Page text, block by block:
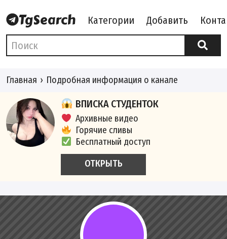
Категории Добавить
Главная Подробная информация о канале
ВПИСКА СТУДЕНТОК
Архивные видео
Горячие сливы
Бесплатный доступ
ОТКРЫТЬ